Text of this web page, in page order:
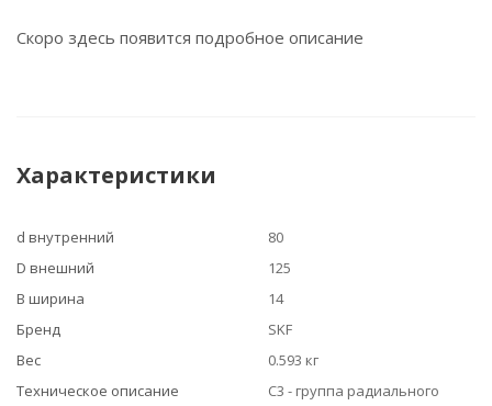
Скоро здесь появится подробное описание
Характеристики
d внутренний
80
D внешний
125
B ширина
14
Бренд
SKF
Вес
0.593 кг
Техническое описание
C3 - группа радиального